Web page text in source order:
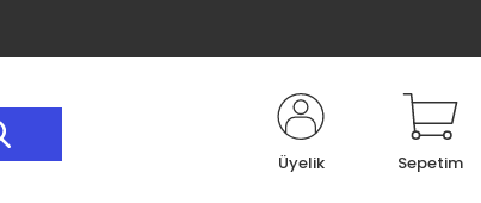
Üyelik Sepetim